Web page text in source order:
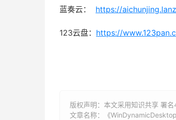
蓝奏云： https://
123云盘： https://
版权声明：本文采用知识共享 署
文章名称：《